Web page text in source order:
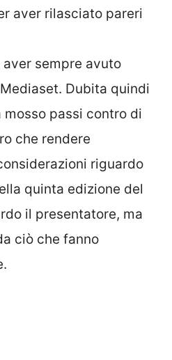
aver rilasciato pareri
sempre avuto
Dubita quindi
mosso passi contro di
che rendere
riguardo
quinta edizione del
il presentatore, ma
ciò che fanno